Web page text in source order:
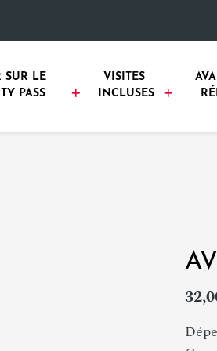
SUR LE
PASS
VISITES
INCLUSES